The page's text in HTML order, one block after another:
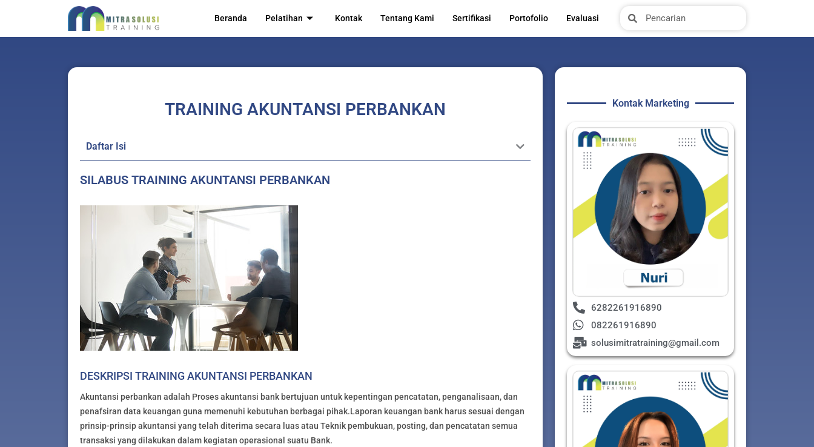
content
Beranda Pelatihan Kontak Tentang Kami Sertifikasi Portofolio Evaluasi SearchSearch
TRAINING AKUNTANSI PERBANKAN
Daftar Isi
SILABUS TRAINING AKUNTANSI PERBANKAN
DESKRIPSI TRAINING AKUNTANSI PERBANKAN
Akuntansi perbankan adalah Proses akuntansi bank bertujuan untuk kepentingan pencatatan, penganalisaan, dan
penafsiran data keuangan guna memenuhi kebutuhan berbagai pihak.Laporan keuangan bank harus sesuai dengan
prinsip-prinsip akuntansi yang telah diterima secara luas atau Teknik pembukuan, posting, dan pencatatan semua
transaksi yang dilakukan dalam kegiatan operasional suatu Bank.
Kontak Marketing
6282261916890
082261916890
solusimitratraining@gmail.com